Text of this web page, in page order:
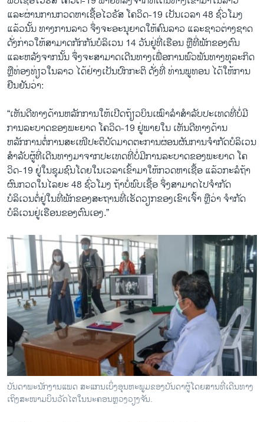
ແລະຜ່ານການກວດຫາເຊື້ອໄວຣັສ ໂຄວິດ-19 ເປັນເວລາ 48 ຊົ່ວໂມງ
ແລ້ວນັ້ນ ທາງການລາວ ຈຶ່ງຈະອະນຸຍາດໃຫ້ຄົນລາວ ແລະຊາວຕ່າງຊາດ
ດັ່ງກ່າວໃຫ້ສາມາດກັກກັນບໍລິເວນ 14 ວັນຢູ່ທີ່ເຮືອນ ຫຼືທີ່ພັກຂອງຕົນ
ແລະຫລັງຈາກນັ້ນ ຈຶ່ງຈະສາມາດເດີນທາງເພື່ອການພົວພັນທາງທຸລະກິດ
ຫຼືທ່ອງທ່ຽວໃນລາວ ໄດ້ຢ່າງເປັນປົກກະຕິ ດັ່ງທີ່ ທ່ານພູທອນ ໄດ້ໃຫ້ການ
ຢືນຢັນວ່າ:
“ເຫັນດີທາງດ້ານຫລັກການໃຫ້ເປີດຖ້ຽວບິນເໝົາລຳສຳລັບປະເທດທີ່ບໍ່ມີ
ການລະບາດຂອງພະຍາດ ໂຄວິດ-19 ຢູ່ພາຍໃນ ເຫັນດີທາງດ້ານ
ຫລັກການຕໍ່ການສະເໜີປະຕິບັດມາດຕະການຜ່ອນຜັນການຈຳກັດບໍລິເວນ
ສຳລັບຜູ້ທີ່ເດີນທາງມາຈາກປະເທດທີ່ບໍ່ມີການລະບາດຂອງພະຍາດ ໂຄ
ວິດ-19 ຢູ່ໃນຊຸມຊົນໂດຍໃນເວລາເຂົ້າມາໃຫ້ກວດຫາເຊື້ອ ແລ້ວກະລໍຖ້າ
ຜົນກວດໃນໄລຍະ 48 ຊົ່ວໂມງ ຖ້າບໍ່ພົບເຊື້ອ ຈຶ່ງສາມາດໄປຈຳກັດ
ບໍລິເວນຕໍ່ຢູ່ໃນທີ່ພັກຂອງສະຖານທີ່ເຮັດວຽກຂອງເຂົາເຈົ້າ ຫຼືວ່າ ຈຳກັດ
ບໍລິເວນຢູ່ເຮືອນຂອງຕົນເອງ.”
ບັນດາພະນັກງານແພດ ສະແກນເບິ່ງອຸນຫະພູມຂອງບັນດາຜູ້ໂດຍສານທີ່ເດີນທາງ
ເຖິງສະໜາມບິນວັດໄຕໃນນະຄອນຫຼວງວຽງຈັນ.